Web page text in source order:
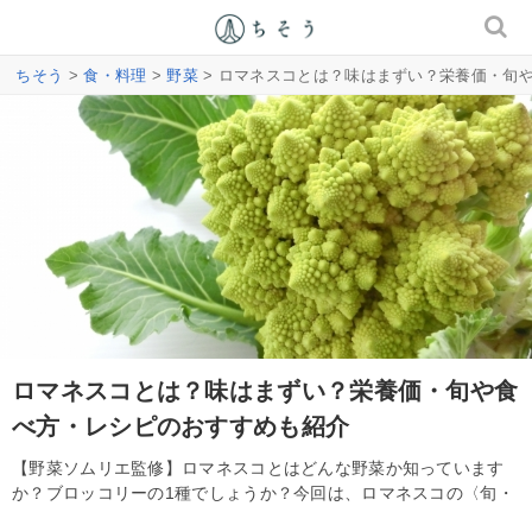
ちそう >食・料理 >野菜> ロマネスコとは？味はまずい？栄養価・旬
ロマネスコとは？味はまずい？栄養価・旬や食
べ方・レシピのおすすめも紹介
【野菜ソムリエ監修】ロマネスコとはどんな野菜か知っています
か？ブロッコリーの1種でしょうか？今回は、ロマネスコの〈旬・